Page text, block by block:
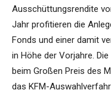
Ausschüttungsrendite
Jahr profitieren die
Fonds und einer damit
in Höhe der Vorjahre.
beim Großen Preis des
das KFM-